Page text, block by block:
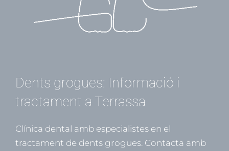
/ Per admin
Dents grogues: Informació i
tractament a Terrassa
Clínica dental amb especialistes en el
tractament de dents grogues. Contacta amb